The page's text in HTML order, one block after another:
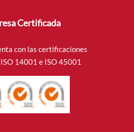
Certificada
con las certificaciones
14001 e ISO 45001